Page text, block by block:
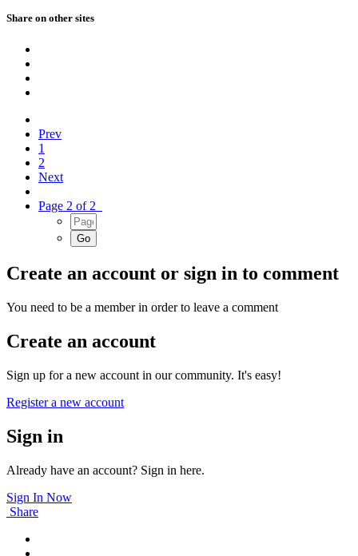
Share on other sites
Prev
1
2
Next
Page 2 of 2
Create an account or sign in to comment
You need to be a member in order to leave a comment
Create an account
Sign up for a new account in our community. It's easy!
Register a new account
Sign in
Already have an account? Sign in here.
Sign In Now
Share